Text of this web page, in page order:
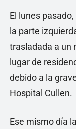
El lunes
la parte
trasladada a un
lugar de
debido a la
Hospital Cullen.
Ese mismo día